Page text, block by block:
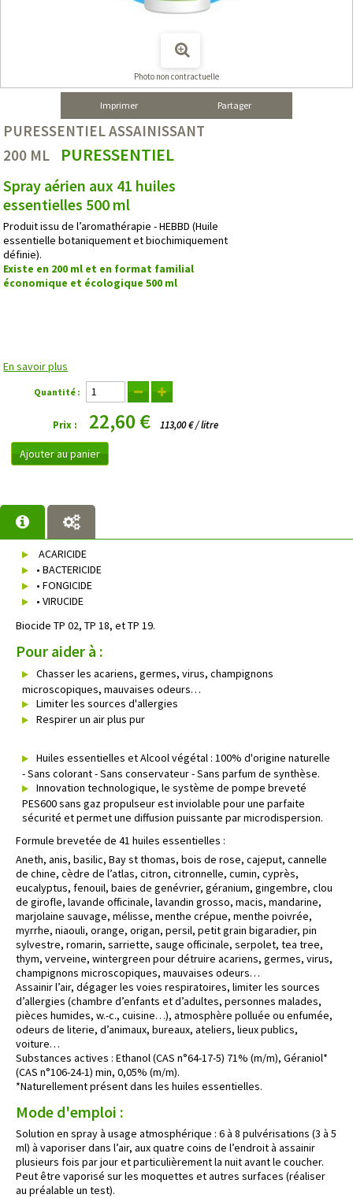
Photo non contractuelle
Imprimer Partager
PURESSENTIEL ASSAINISSANT
200 ML
PURESSENTIEL
Spray aérien aux 41 huiles
essentielles 500 ml
Produit issu de l’aromathérapie - HEBBD (Huile
essentielle botaniquement et biochimiquement
définie).
Existe en 200 ml et en format familial
économique et écologique 500 ml
En savoir plus
Quantité :
Prix : 22,60 € 113,00 € / litre
Ajouter au panier
ACARICIDE
• BACTERICIDE
• FONGICIDE
• VIRUCIDE
Biocide TP 02, TP 18, et TP 19.
Pour aider à :
Chasser les acariens, germes, virus, champignons
microscopiques, mauvaises odeurs…
Limiter les sources d'allergies
Respirer un air plus pur
Huiles essentielles et Alcool végétal : 100% d'origine naturelle
- Sans colorant - Sans conservateur - Sans parfum de synthèse.
Innovation technologique, le système de pompe breveté
PES600 sans gaz propulseur est inviolable pour une parfaite
sécurité et permet une diffusion puissante par microdispersion.
Formule brevetée de 41 huiles essentielles :
Aneth, anis, basilic, Bay st thomas, bois de rose, cajeput, cannelle
de chine, cèdre de l’atlas, citron, citronnelle, cumin, cyprès,
eucalyptus, fenouil, baies de genévrier, géranium, gingembre, clou
de girofle, lavande officinale, lavandin grosso, macis, mandarine,
marjolaine sauvage, mélisse, menthe crépue, menthe poivrée,
myrrhe, niaouli, orange, origan, persil, petit grain bigaradier, pin
sylvestre, romarin, sarriette, sauge officinale, serpolet, tea tree,
thym, verveine, wintergreen pour détruire acariens, germes, virus,
champignons microscopiques, mauvaises odeurs…
Assainir l’air, dégager les voies respiratoires, limiter les sources
d’allergies (chambre d’enfants et d’adultes, personnes malades,
pièces humides, w.-c., cuisine…), atmosphère polluée ou enfumée,
odeurs de literie, d’animaux, bureaux, ateliers, lieux publics,
voiture…
Substances actives : Ethanol (CAS n°64-17-5) 71% (m/m), Géraniol*
(CAS n°106-24-1) min, 0,05% (m/m).
*Naturellement présent dans les huiles essentielles.
Mode d'emploi :
Solution en spray à usage atmosphérique : 6 à 8 pulvérisations (3 à 5
ml) à vaporiser dans l’air, aux quatre coins de l’endroit à assainir
plusieurs fois par jour et particulièrement la nuit avant le coucher.
Peut être vaporisé sur les moquettes et autres surfaces (réaliser
au préalable un test).